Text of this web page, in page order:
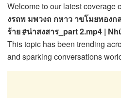
Welcome to our latest coverage
งรถพ มพวงถ กหาว าขโมยทองก
ร้าย #น่าสงสาร_part 2.mp4 |
This topic has been trending
and sparking conversations